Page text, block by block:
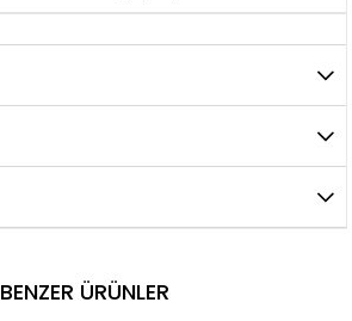
BENZER ÜRÜNLER